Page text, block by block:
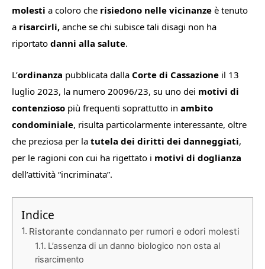
molesti a coloro che risiedono nelle vicinanze è tenuto
a risarcirli, anche se chi subisce tali disagi non ha
riportato danni alla salute.
L’ordinanza pubblicata dalla Corte di Cassazione il 13
luglio 2023, la numero 20096/23, su uno dei motivi di
contenzioso più frequenti soprattutto in ambito
condominiale, risulta particolarmente interessante, oltre
che preziosa per la tutela dei diritti dei danneggiati,
per le ragioni con cui ha rigettato i motivi di doglianza
dell’attività “incriminata”.
Indice
Ristorante condannato per rumori e odori molesti
L’assenza di un danno biologico non osta al
risarcimento